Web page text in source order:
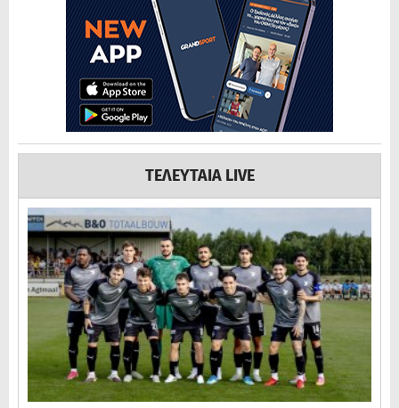
ΤΕΛΕΥΤΑΙΑ LIVE